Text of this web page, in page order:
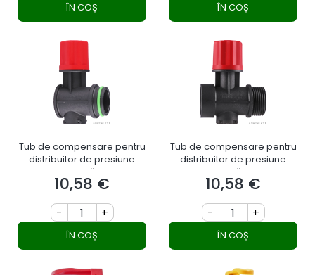
ÎN COȘ ÎN COȘ
Tub de compensare pentru
distribuitor de presiune
constantă END
Preț
10,58 €
- +
ÎN COȘ
Tub de compensare pentru
distribuitor de presiune
constantă START
Preț
10,58 €
- +
ÎN COȘ